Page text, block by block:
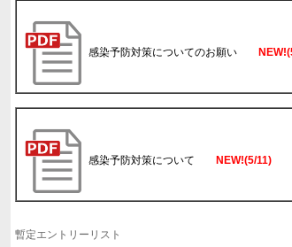
感染予防対策についてのお願い
感染予防対策について NEW!(5/11)
暫定エントリーリスト